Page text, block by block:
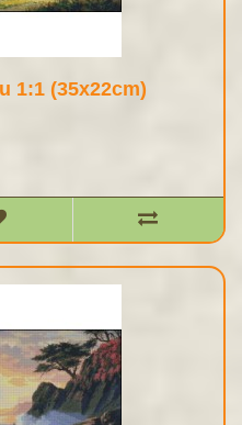
1:1 (35x22cm)